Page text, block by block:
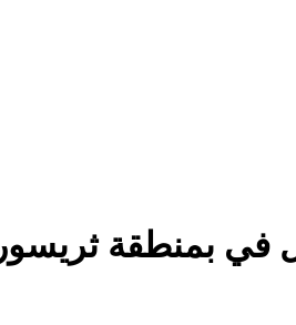
في بمنطقة ثريسور